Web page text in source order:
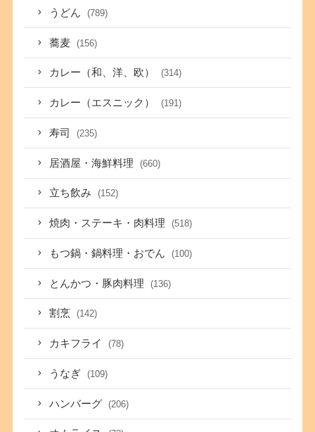
うどん (789)
蕎麦 (156)
カレー（和、洋、欧） (314)
カレー（エスニック） (191)
寿司 (235)
居酒屋・海鮮料理 (660)
立ち飲み (152)
焼肉・ステーキ・肉料理 (518)
もつ鍋・鍋料理・おでん (100)
とんかつ・豚肉料理 (136)
割烹 (142)
カキフライ (78)
うなぎ (109)
ハンバーグ (206)